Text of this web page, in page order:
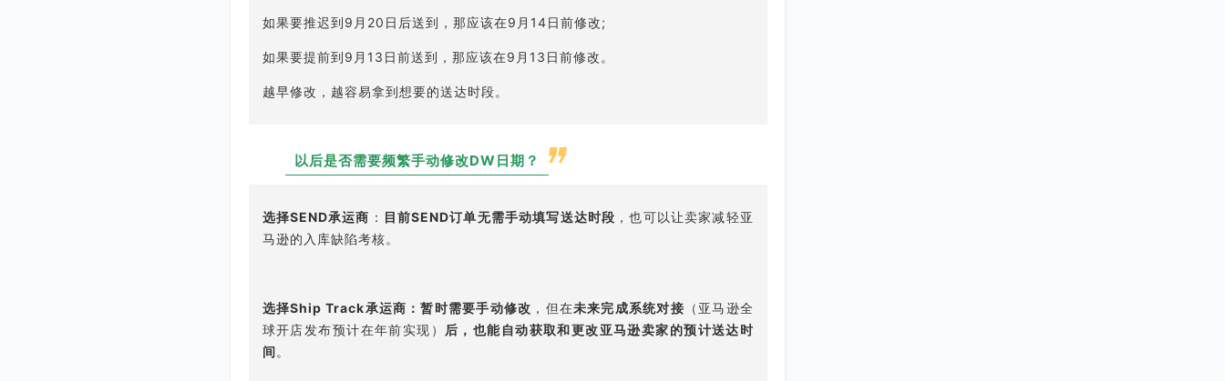
如果要推迟到9月20日后送到，那应该在9月14日前修改;
如果要提前到9月13日前送到，那应该在9月13日前修改。
越早修改，越容易拿到想要的送达时段。
以后是否需要频繁手动修改DW日期？
选择SEND承运商 ： 目前SEND订单无需手动填写送达时段 ，也可以让卖家减轻亚
马逊的入库缺陷考核。
选择Ship Track承运商：暂时需要手动修改 ，但在未来完成系统对接 （亚马逊全
球开店发布预计在年前实现）
后，也能自动获取和更改亚马逊卖家的预计送达时
间。